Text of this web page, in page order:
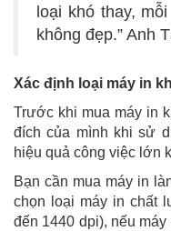
loại khó thay,
không đẹp.” Anh
Xác định loại máy in
Trước khi mua máy in
đích của mình khi sử
hiệu quả công việc lớn
Bạn cần mua máy in
chọn loại máy in chất
đến 1440 dpi), nếu